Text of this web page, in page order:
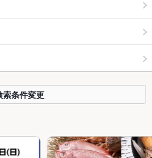
索条件変更